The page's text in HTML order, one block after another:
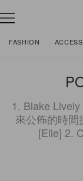
FASHION
1. Blake
來公佈的時間
[Elle] 2.